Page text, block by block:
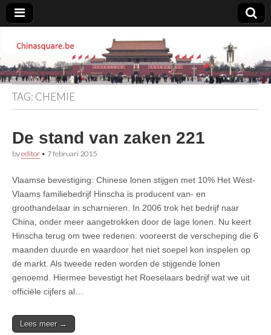
Chinasquare.be
TAG: CHEMIE
De stand van zaken 221
byeditor • 7 februari 2015
Vlaamse bevestiging: Chinese lonen stijgen met 10% Het West-
Vlaams familiebedrijf Hinscha is producent van- en
groothandelaar in scharnieren. In 2006 trok het bedrijf naar
China, onder meer aangetrokken door de lage lonen. Nu keert
Hinscha terug om twee redenen: vooreerst de verscheping die 6
maanden duurde en waardoor het niet soepel kon inspelen op
de markt. Als tweede reden worden de stijgende lonen
genoemd. Hiermee bevestigt het Roeselaars bedrijf wat we uit
officiële cijfers al…
Lees meer →